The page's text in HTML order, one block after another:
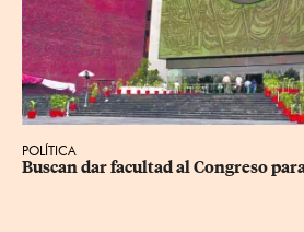
POLÍTICA
Buscan dar facultad al Congreso